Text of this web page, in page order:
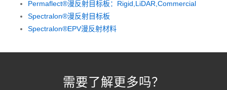
Permaflect®漫反射目标板：Rigid,LiDAR,Commercial
Spectralon®漫反射目标板
Spectralon®EPV漫反射材料
需要了解更多吗？